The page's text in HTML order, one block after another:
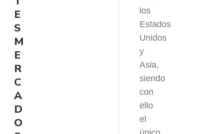
E
S
M
E
R
C
A
D
O
los
Estados
Unidos
y
Asia,
siendo
con
ello
el